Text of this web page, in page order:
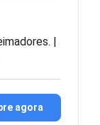
|
agora